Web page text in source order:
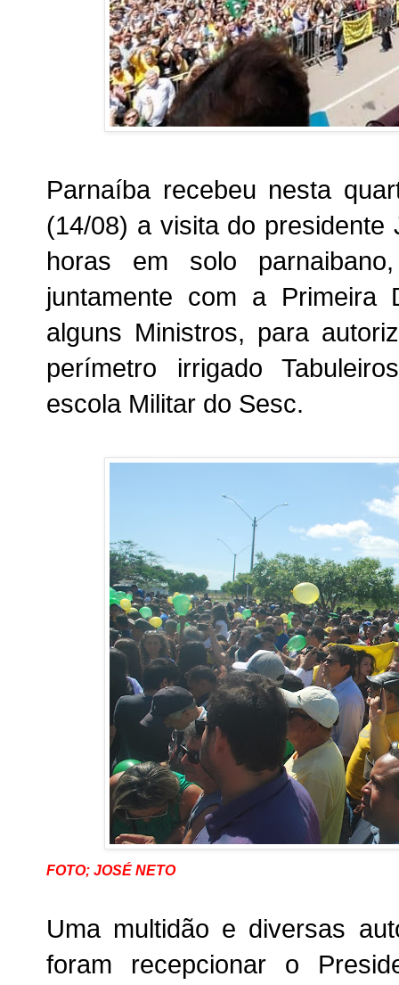
Parnaíba recebeu nesta
(14/08) a visita do presidente
horas em solo
juntamente com a Primeira
alguns Ministros, para
perímetro irrigado
escola Militar do Sesc.
FOTO; JOSÉ NETO
Uma multidão e diversas
foram recepcionar o